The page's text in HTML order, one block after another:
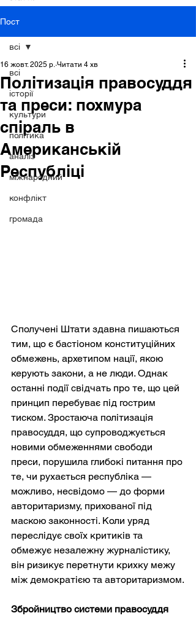
Пост
всі
історії
культури
політика
аналіз
міжнародний
конфлікт
громада
всі
Політизація правосуддя
та преси: похмура
спіраль в
Американській
Республіці
16 жовт. 2025 р. Читати 4 хв
Сполучені Штати здавна пишаються
тим, що є бастіоном конституційних
обмежень, архетипом нації, якою
керують закони, а не люди. Однак
останні події свідчать про те, що цей
принцип перебуває під гострим
тиском. Зростаюча політизація
правосуддя, що супроводжується
новими обмеженнями свободи
преси, порушила глибокі питання про
те, чи рухається республіка —
можливо, несвідомо — до форми
авторитаризму, прихованої під
маскою законності. Коли уряд
переслідує своїх критиків та
обмежує незалежну журналістику,
він ризикує перетнути крихку межу
між демократією та авторитаризмом.
Збройництво системи правосуддя